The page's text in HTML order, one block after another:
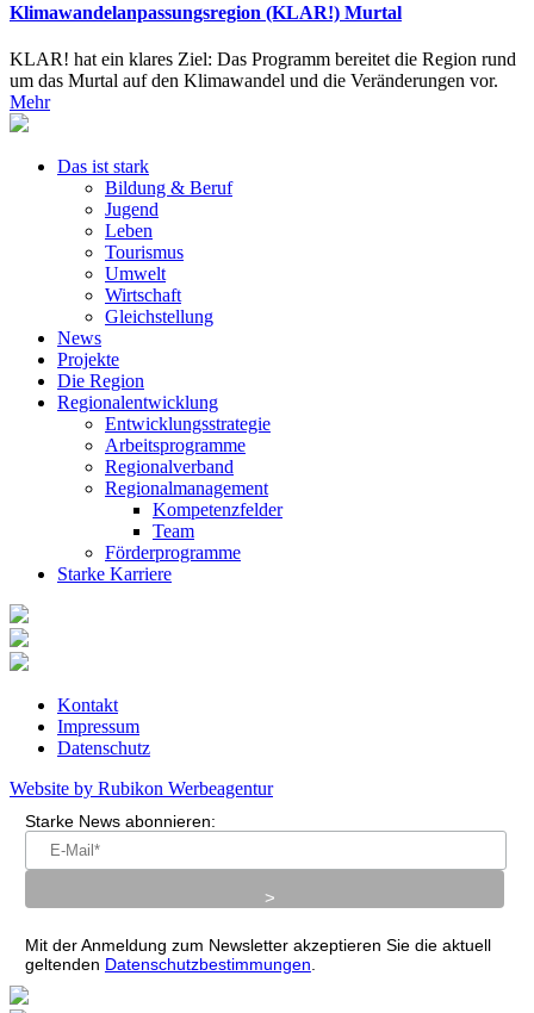
Klimawandelanpassungsregion (KLAR!) Murtal
KLAR! hat ein klares Ziel: Das Programm bereitet die Region rund
um das Murtal auf den Klimawandel und die Veränderungen vor.
Mehr
Das ist stark
Bildung & Beruf
Jugend
Leben
Tourismus
Umwelt
Wirtschaft
Gleichstellung
News
Projekte
Die Region
Regionalentwicklung
Entwicklungsstrategie
Arbeitsprogramme
Regionalverband
Regionalmanagement
Kompetenzfelder
Team
Förderprogramme
Starke Karriere
Kontakt
Impressum
Datenschutz
Website by Rubikon Werbeagentur
Starke News abonnieren:
Mit der Anmeldung zum Newsletter akzeptieren Sie die aktuell
geltenden Datenschutzbestimmungen